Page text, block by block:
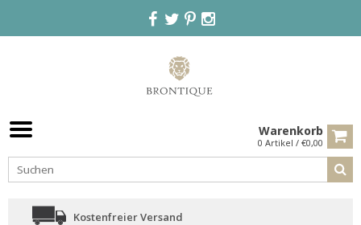
Warenkorb
0 Artikel / €0,00
Kostenfreier Versand